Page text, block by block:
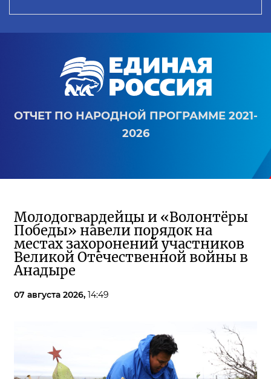
ОТЧЕТ ПО НАРОДНОЙ ПРОГРАММЕ 2021-
2026
Молодогвардейцы и «Волонтёры
Победы» навели порядок на
местах захоронений участников
Великой Отечественной войны в
Анадыре
07 августа 2026, 14:49